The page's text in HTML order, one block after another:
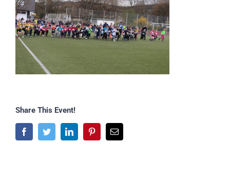
Share This Event!
FacebookTwitterLinkedInPinterestE-
Mail